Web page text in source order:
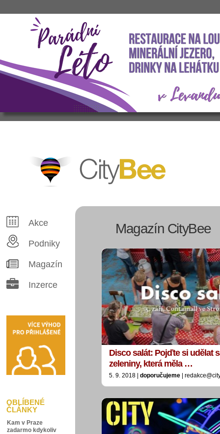
CityBee
Akce
Podniky
Magazín
Inzerce
OBLÍBENÉ
ČLÁNKY
Kam v Praze
zadarmo kdykoliv
Magazín CityBee
Disco salát: Pojďte si udělat
zeleniny, která měla …
5. 9. 2018 | doporučujeme |